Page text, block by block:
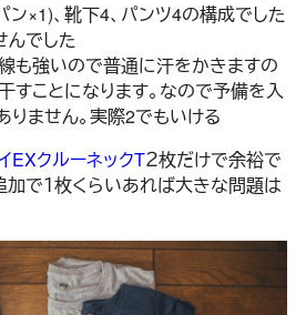
ン×1)、靴下4、パンツ4の構成でした
んでした
も強いので普通に汗をかきますの
すことになります。なので予備を入
ません。実際2でもいける
EXクルーネックT２枚だけで余裕で
加で１枚くらいあれば大きな問題は